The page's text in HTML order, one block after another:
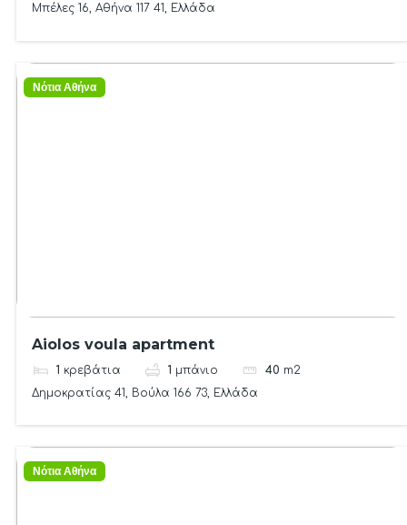
Μπέλες 16, Αθήνα 117 41, Ελλάδα
Νότια Αθήνα
Aiolos voula apartment
1 κρεβάτια 1 μπάνιο 40 m2
Δημοκρατίας 41, Βούλα 166 73, Ελλάδα
Νότια Αθήνα